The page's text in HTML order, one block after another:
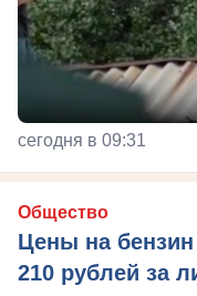
сегодня в 09:31
Общество
Цены на
210 рублей за